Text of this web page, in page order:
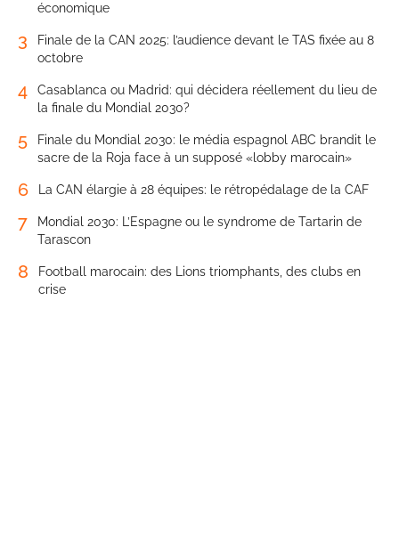
économique
3
Finale de la CAN 2025: l’audience devant le TAS fixée au 8
octobre
4
Casablanca ou Madrid: qui décidera réellement du lieu de
la finale du Mondial 2030?
5
Finale du Mondial 2030: le média espagnol ABC brandit le
sacre de la Roja face à un supposé «lobby marocain»
6 La CAN élargie à 28 équipes: le rétropédalage de la CAF
7
Mondial 2030: L’Espagne ou le syndrome de Tartarin de
Tarascon
8
Football marocain: des Lions triomphants, des clubs en
crise